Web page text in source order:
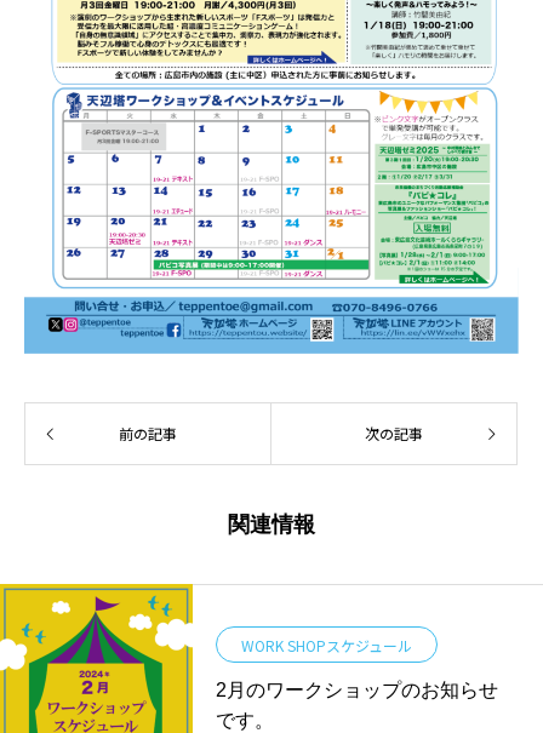
前の記事 次の記事
関連情報
WORK SHOPスケジュール
2月のワークショップのお知らせ
です。